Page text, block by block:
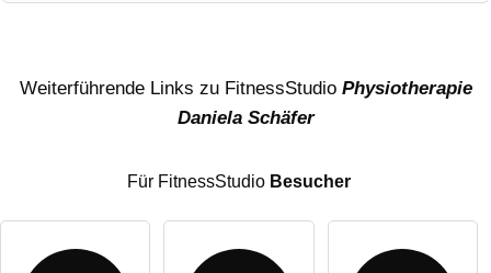
Weiterführende Links zu FitnessStudio Physiotherapie
Daniela Schäfer
Für FitnessStudio Besucher